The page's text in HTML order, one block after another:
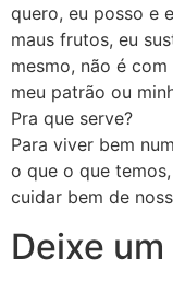
quero, eu posso e
maus frutos, eu
mesmo, não é
meu patrão ou
Pra que serve?
Para viver bem
o que o que
cuidar bem de
Deixe